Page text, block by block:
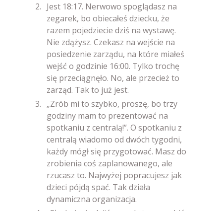
Jest 18:17. Nerwowo spoglądasz na
zegarek, bo obiecałeś dziecku, że
razem pojedziecie dziś na wystawę.
Nie zdążysz. Czekasz na wejście na
posiedzenie zarządu, na które miałeś
wejść o godzinie 16:00. Tylko trochę
się przeciągnęło. No, ale przecież to
zarząd. Tak to już jest.
„Zrób mi to szybko, proszę, bo trzy
godziny mam to prezentować na
spotkaniu z centralą!”. O spotkaniu z
centralą wiadomo od dwóch tygodni,
każdy mógł się przygotować. Masz do
zrobienia coś zaplanowanego, ale
rzucasz to. Najwyżej popracujesz jak
dzieci pójdą spać. Tak działa
dynamiczna organizacja.